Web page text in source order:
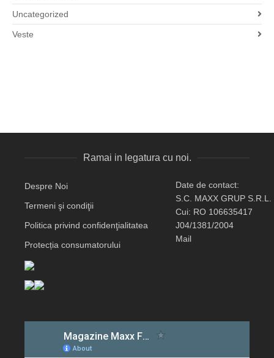
Uncategorized
Veste
Ramai in legatura cu noi.
Despre Noi
Termeni şi condiţii
Politica privind confidenţialitatea
Protecția consumatorului
Date de contact:
S.C. MAXX GRUP S.R.L.
Cui: RO 106635417
J04/1381/2004
Mail